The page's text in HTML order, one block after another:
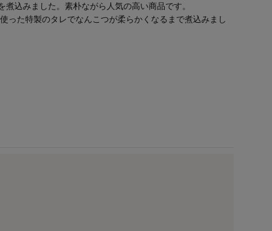
込みました。素朴ながら人気の高い商品です。
った特製のタレでなんこつが柔らかくなるまで煮込みまし